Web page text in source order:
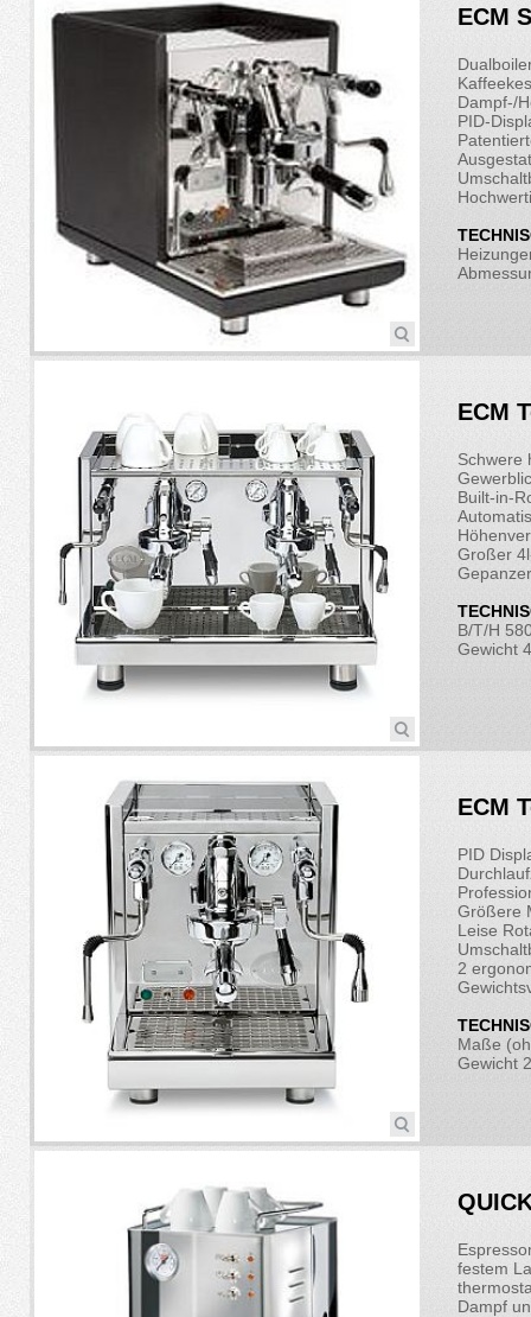
ECM
Dampf-/
PID-
ECM
Schwere
Built-in-
Großer
B/T/H
Gewicht
ECM
PID
Größere
Leise
2
Maße
Gewicht
festem
Dampf